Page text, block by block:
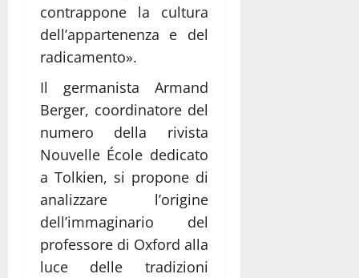
contrappone la cultura
dell’appartenenza e del
radicamento».
Il germanista Armand
Berger, coordinatore del
numero della rivista
Nouvelle École dedicato
a Tolkien, si propone di
analizzare l’origine
dell’immaginario del
professore di Oxford alla
luce delle tradizioni